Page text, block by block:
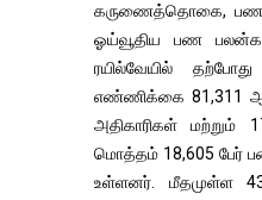
கருணைத்தொகை,
ஓய்வூதிய பண
ரயில்வேயில்
எண்ணிக்கை 81,311
அதிகாரிகள் மற்றும்
மொத்தம் 18,605 பேர்
உள்ளனர். மீதமுள்ள